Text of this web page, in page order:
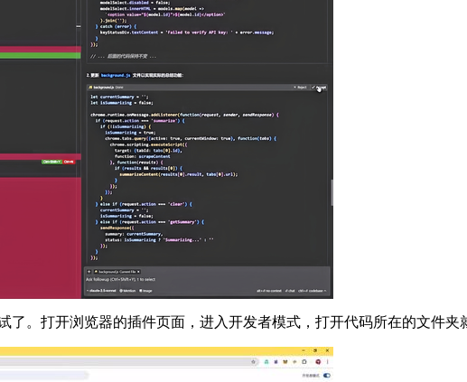
打开浏览器的插件页面，进入开发者模式，打开代码所在的文件夹